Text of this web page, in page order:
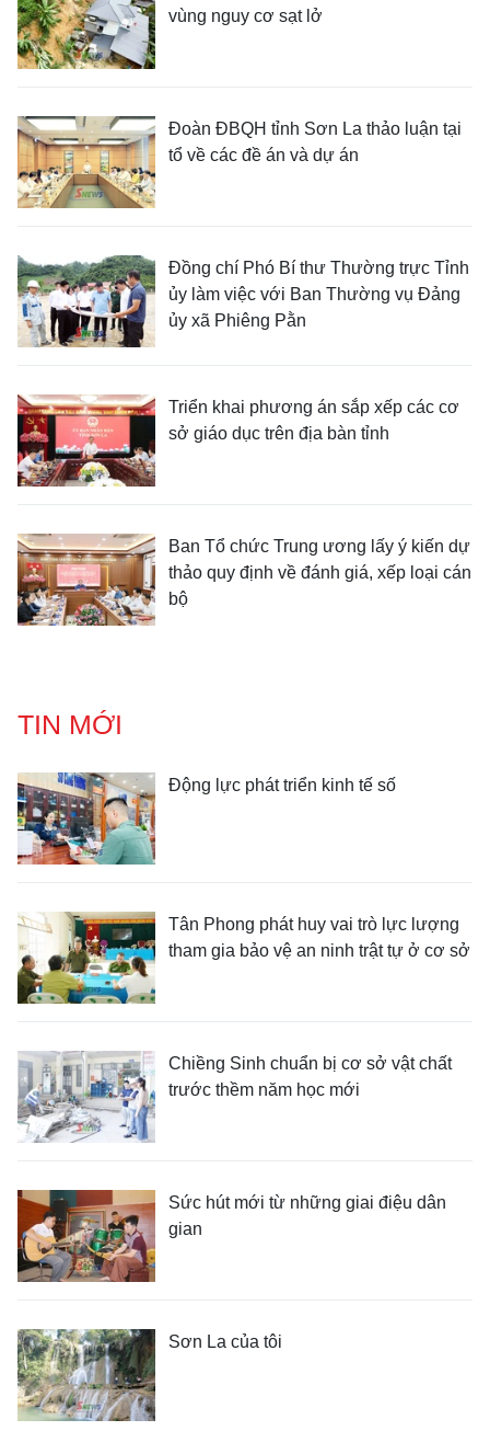
vùng nguy cơ sạt lở
Đoàn ĐBQH tỉnh Sơn La thảo luận tại
tổ về các đề án và dự án
Đồng chí Phó Bí thư Thường trực Tỉnh
ủy làm việc với Ban Thường vụ Đảng
ủy xã Phiêng Pằn
Triển khai phương án sắp xếp các cơ
sở giáo dục trên địa bàn tỉnh
Ban Tổ chức Trung ương lấy ý kiến dự
thảo quy định về đánh giá, xếp loại cán
bộ
TIN MỚI
Động lực phát triển kinh tế số
Tân Phong phát huy vai trò lực lượng
tham gia bảo vệ an ninh trật tự ở cơ sở
Chiềng Sinh chuẩn bị cơ sở vật chất
trước thềm năm học mới
Sức hút mới từ những giai điệu dân
gian
Sơn La của tôi